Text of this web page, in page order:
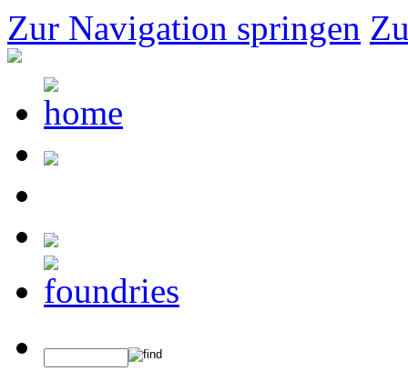
Zur Navigation springen